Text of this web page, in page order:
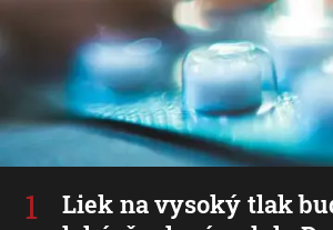
Liek na vysoký tlak